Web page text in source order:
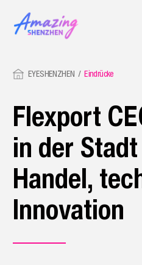
EYESHENZHEN Eindrücke
Flexport
in der
Handel,
Innovation